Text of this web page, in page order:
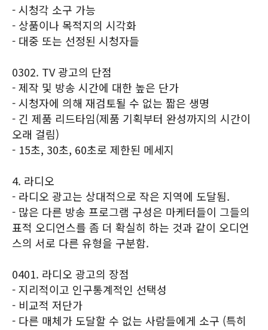
- 시청각 소구 가능
- 상품이나 목적지의 시각화
- 대중 또는 선정된 시청자들
0302. TV 광고의 단점
- 제작 및 방송 시간에 대한 높은 단가
- 시청자에 의해 재검토될 수 없는 짧은 생명
- 긴 제품 리드타임(제품 기획부터 완성까지의 시간이
오래 걸림)
- 15초, 30초, 60초로 제한된 메세지
4. 라디오
- 라디오 광고는 상대적으로 작은 지역에 도달됨.
- 많은 다른 방송 프로그램 구성은 마케터들이 그들의
표적 오디언스를 좀 더 확실히 하는 것과 같이 오디언
스의 서로 다른 유형을 구분함.
0401. 라디오 광고의 장점
- 지리적이고 인구통계적인 선택성
- 비교적 저단가
- 다른 매체가 도달할 수 없는 사람들에게 소구 (특히